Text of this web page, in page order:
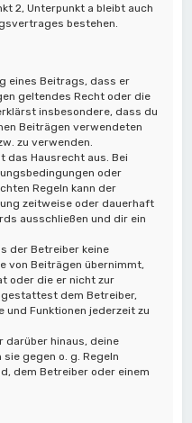
2, Unterpunkt a bleibt auch
bestehen.
eines Beitrags, dass er
geltendes Recht oder die
insbesondere, dass du
Beiträgen verwendeten
zu verwenden.
das Hausrecht aus. Bei
oder
Regeln kann der
zeitweise oder dauerhaft
ausschließen und dir ein
der Betreiber keine
von Beiträgen übernimmt,
oder die er nicht zur
gestattest dem Betreiber,
und Funktionen jederzeit zu
hinaus, deine
gegen o. g. Regeln
dem Betreiber oder einem